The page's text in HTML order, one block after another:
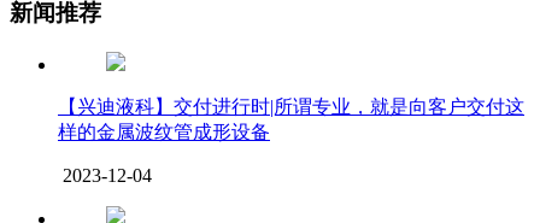
新闻推荐
【兴迪液科】交付进行时|所谓专业，就是向客户交付这
样的金属波纹管成形设备
2023-12-04